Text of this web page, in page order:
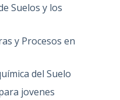
Suelos y los
y Procesos en
del Suelo
jovenes